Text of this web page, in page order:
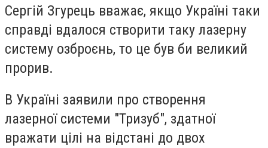
Сергій Згурець вважає, якщо Україні таки
справді вдалося створити таку лазерну
систему озброєнь, то це був би великий
прорив.
В Україні заявили про створення
лазерної системи "Тризуб", здатної
вражати цілі на відстані до двох